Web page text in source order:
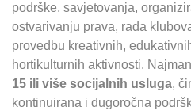
podrške, savjetovanja,
ostvarivanju prava, rada
provedbu kreativnih,
hortikulturnih aktivnosti.
15 ili više socijalnih usluga,
kontinuirana i dugoročna